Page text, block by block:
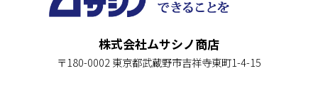
株式会社ムサシノ商店
〒180-0002 東京都武蔵野市吉祥寺東町1-4-15